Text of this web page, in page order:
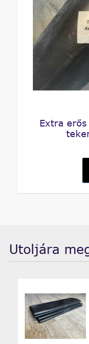
Extra
Utoljára